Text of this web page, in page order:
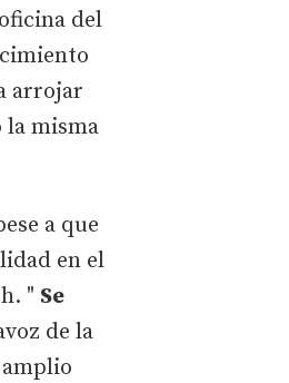
del
arrojar
la misma
a que
en el
" Se
de la